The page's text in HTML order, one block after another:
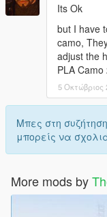
Its Ok
but I have
camo,
adjust the
PLA Camo
5 Οκτώβριος
Μπες στη
μπορείς να
More mods by